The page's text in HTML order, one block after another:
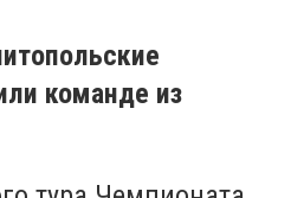
команде из